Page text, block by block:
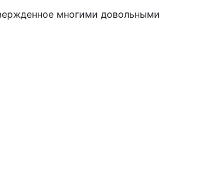
многими довольными